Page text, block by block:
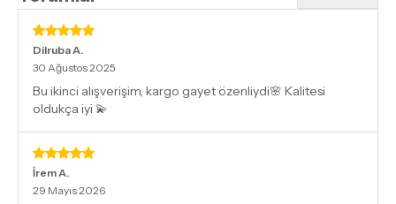
Dilruba A.
30 Ağustos 2025
Bu ikinci alışverişim, kargo gayet özenliydi🌸 Kalitesi
oldukça iyi 💫
İrem A.
29 Mayıs 2026